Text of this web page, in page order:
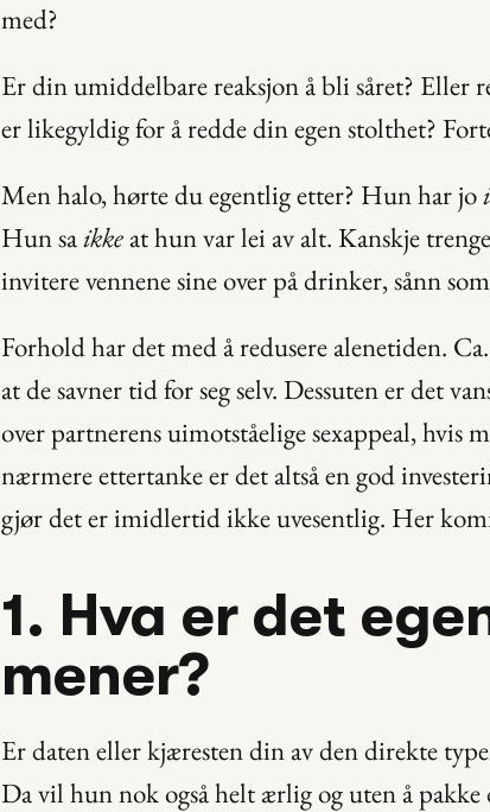
med?
Er din umiddelbare reaksjon å bli såret? Eller
er likegyldig for å redde din egen stolthet?
Men halo, hørte du egentlig etter? Hun har jo
Hun sa ikke at hun var lei av alt. Kanskje
invitere vennene sine over på drinker, sånn
Forhold har det med å redusere alenetiden.
at de savner tid for seg selv. Dessuten er det
over partnerens uimotståelige sexappeal, hvis
nærmere ettertanke er det altså en god
gjør det er imidlertid ikke uvesentlig. Her
1. Hva er det
mener?
Er daten eller kjæresten din av den direkte
Da vil hun nok også helt ærlig og uten å